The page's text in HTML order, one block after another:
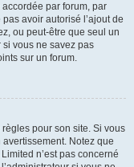
par forum, par
avoir autorisé l’ajout de
ou peut-être que seul un
vous ne savez pas
sur un forum.
pour son site. Si vous
Notez que
n’est pas concerné